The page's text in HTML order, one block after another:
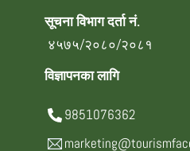
सूचना विभाग दर्ता नं.
४५७५/२०८०/२०८१
विज्ञापनका लागि
9851076362